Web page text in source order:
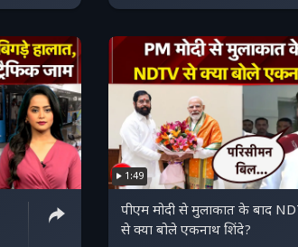
1:49
पीएम मोदी से मुलाकात के बाद
से क्या बोले एकनाथ शिंदे?